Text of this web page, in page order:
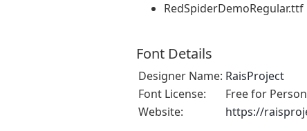
RedSpiderDemoRegular.ttf
Font Details
Designer Name: RaisProject
Font License:
Free for
Website:
https://